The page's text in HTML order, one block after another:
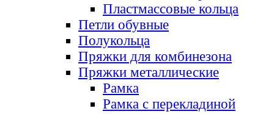
Пластмассовые кольца
Петли обувные
Полукольца
Пряжки для комбинезона
Пряжки металлические
Рамка
Рамка с перекладиной